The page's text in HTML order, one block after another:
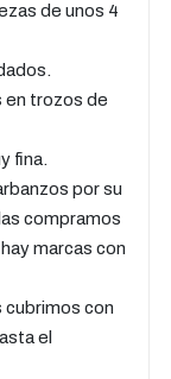
de unos 4
en trozos de
fina.
por su
compramos
marcas con
cubrimos con
el